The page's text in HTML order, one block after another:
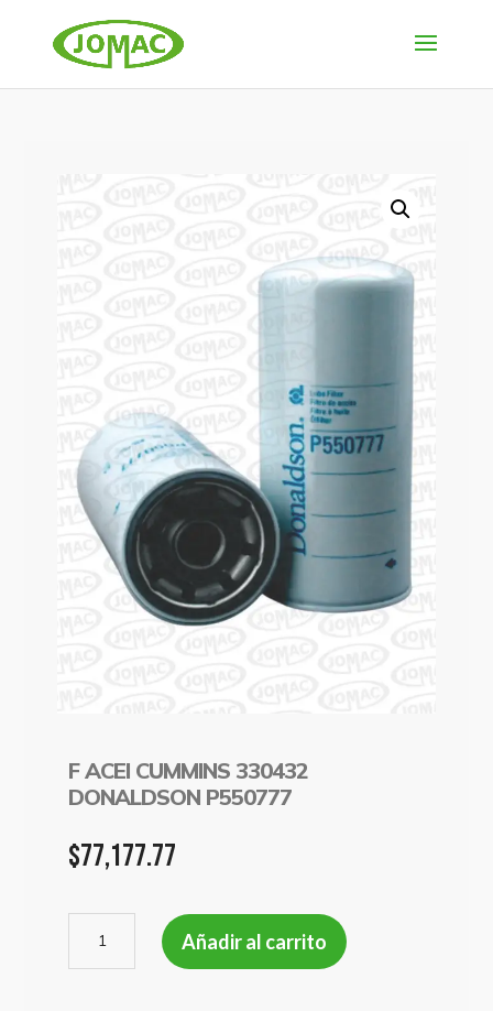
F ACEI CUMMINS 330432
DONALDSON P550777
$77,177.77
ACEI
CUMMINS
Añadir al carrito